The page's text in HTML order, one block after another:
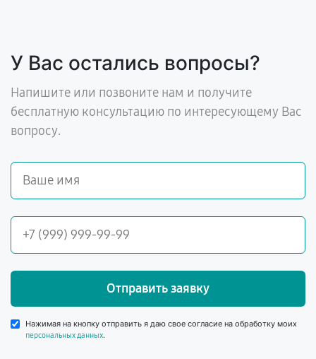
У Вас остались вопросы?
Напишите или позвоните нам и получите
бесплатную консультацию по интересующему Вас
вопросу.
Отправить заявку
Нажимая на кнопку отправить я даю свое согласие на обработку моих
персональных данных.